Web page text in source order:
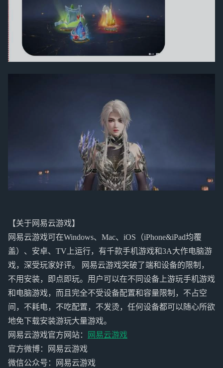
【关于网易云游戏】
网易云游戏可在Windows、Mac、iOS（iPhone&iPad均覆
盖）、安卓、TV上运行，有千款手机游戏和3A大作电脑游
戏，深受玩家好评。 网易云游戏突破了端和设备的限制，
不用安装，即点即玩。用户可以在不同设备上游玩手机游戏
和电脑游戏，而且完全不受设备配置和容量限制，不占空
间，不耗电，不吃配置，不发烫，任何设备都可以随心所欲
地免下载安装游玩大量游戏。
网易云游戏官方网站：
网易云游戏
官方微博：网易云游戏
微信公众号：网易云游戏